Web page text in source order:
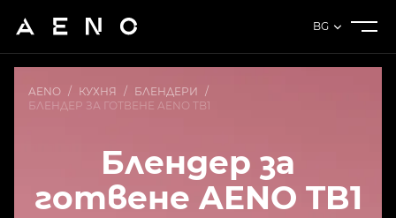
BG
AENO / КУХНЯ / БЛЕНДЕРИ /
БЛЕНДЕР ЗА ГОТВЕНЕ AENO TB1
Блендер за
готвене AENO TB1